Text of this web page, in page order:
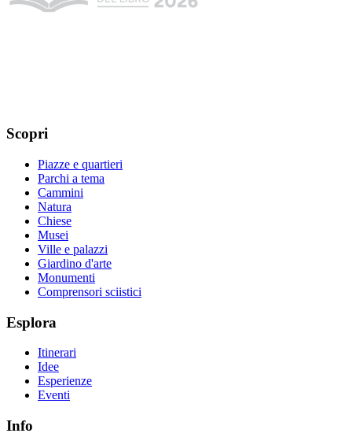
Scopri
Piazze e quartieri
Parchi a tema
Cammini
Natura
Chiese
Musei
Ville e palazzi
Giardino d'arte
Monumenti
Comprensori sciistici
Esplora
Itinerari
Idee
Esperienze
Eventi
Info